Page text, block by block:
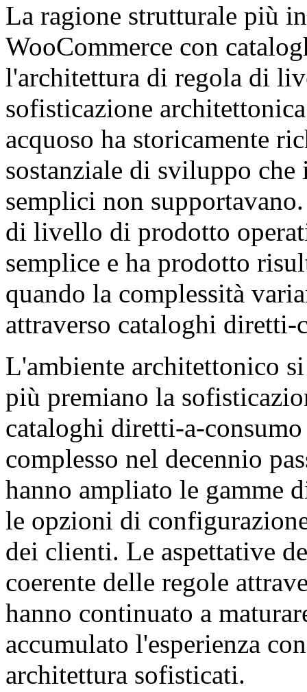
La ragione strutturale più
WooCommerce con
l'architettura di regola di
sofisticazione
acquoso ha storicamente
sostanziale di sviluppo
semplici non
di livello di prodotto
semplice e ha prodotto
quando la complessità
attraverso cataloghi diretti-
L'ambiente architettonico
più premiano la
cataloghi diretti-a-
complesso nel decennio
hanno ampliato le gamme
le opzioni di
dei clienti. Le aspettative
coerente delle regole
hanno continuato a
accumulato l'esperienza
architettura sofisticati.